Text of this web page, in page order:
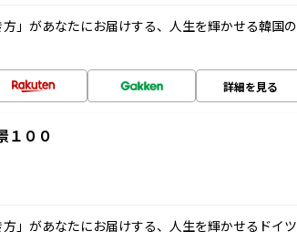
」があなたにお届けする、人生を輝かせる韓国の
詳細を見る
１００
」があなたにお届けする、人生を輝かせるドイツ